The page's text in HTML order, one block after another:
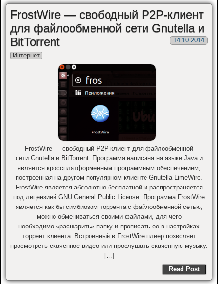
FrostWire — свободный P2P-клиент
для файлообменной сети Gnutella и
BitTorrent
14.10.2014
Интернет
FrostWire — свободный P2P-клиент для файлообменной
сети Gnutella и BitTorrent. Программа написана на языке Java и
является кроссплатформенным программным обеспечением,
построенная на другом популярном клиенте Gnutella LimeWire.
FrostWire является абсолютно бесплатной и распространяется
под лицензией GNU General Public License. Программа FrostWire
является как бы симбиозом торрента с файлообменной сетью,
можно обмениваться своими файлами, для чего
необходимо «расшарить» папку и прописать ее в настройках
торрент клиента. Встроенный в FrostWire плеер позволяет
просмотреть скаченное видео или прослушать скаченную музыку.
[…]
Read Post